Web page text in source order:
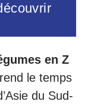
en Z
le temps
du Sud-